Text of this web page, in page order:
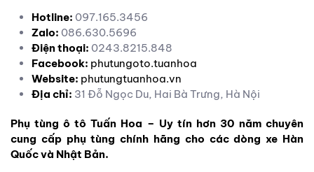
Hotline: 097.165.3456
Zalo: 086.630.5696
Điện thoại: 0243.8215.848
Facebook: phutungoto.tuanhoa
Website: phutungtuanhoa.vn
Địa chỉ: 31 Đỗ Ngọc Du, Hai Bà Trưng, Hà Nội
Phụ tùng ô tô Tuấn Hoa – Uy tín hơn 30 năm chuyên
cung cấp phụ tùng chính hãng cho các dòng xe Hàn
Quốc và Nhật Bản.